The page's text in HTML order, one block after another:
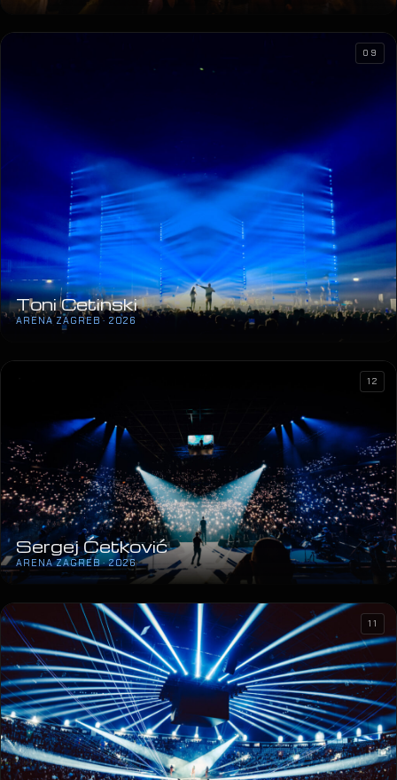
Toni Cetinski
ARENA ZAGREB · 2026
09
Sergej Ćetković
ARENA ZAGREB · 2026
12
11